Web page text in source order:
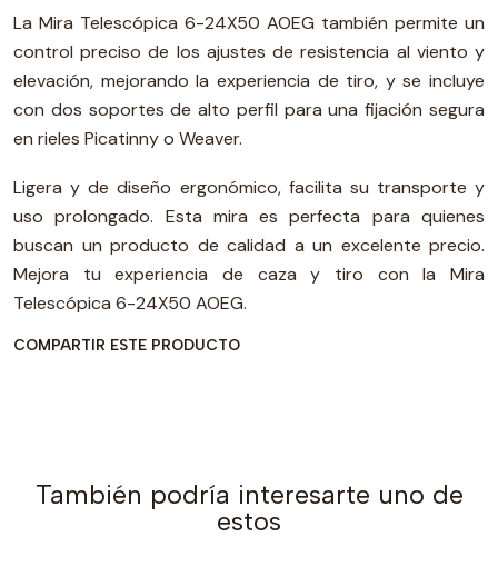
La Mira Telescópica 6-24X50 AOEG también permite un
control preciso de los ajustes de resistencia al viento y
elevación, mejorando la experiencia de tiro, y se incluye
con dos soportes de alto perfil para una fijación segura
en rieles Picatinny o Weaver.
Ligera y de diseño ergonómico, facilita su transporte y
uso prolongado. Esta mira es perfecta para quienes
buscan un producto de calidad a un excelente precio.
Mejora tu experiencia de caza y tiro con la Mira
Telescópica 6-24X50 AOEG.
COMPARTIR ESTE PRODUCTO
También podría interesarte uno de
estos